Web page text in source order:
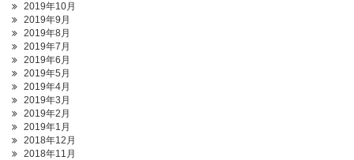
2019年10月
2019年9月
2019年8月
2019年7月
2019年6月
2019年5月
2019年4月
2019年3月
2019年2月
2019年1月
2018年12月
2018年11月